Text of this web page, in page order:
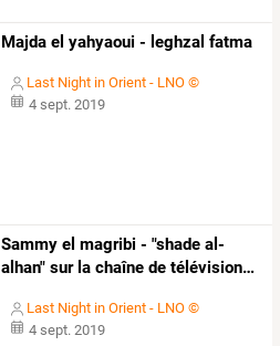
Majda el yahyaoui - leghzal fatma
Last Night in Orient - LNO ©
4 sept. 2019
Sammy el magribi - "shade al-
alhan" surla chaîne de télévision…
Last Night in Orient - LNO ©
4 sept. 2019